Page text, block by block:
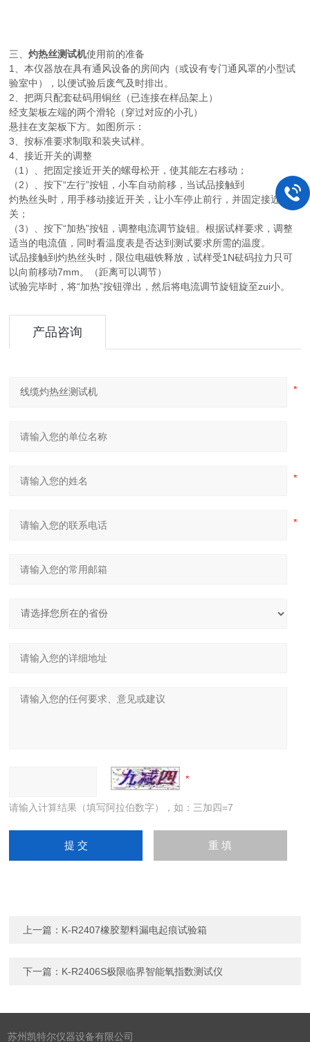
三、灼热丝测试机使用前的准备
1、本仪器放在具有通风设备的房间内（或设有专门通风罩的小型试
验室中），以便试验后废气及时排出。
2、把两只配套砝码用铜丝（已连接在样品架上）
经支架板左端的两个滑轮（穿过对应的小孔）
悬挂在支架板下方。如图所示：
3、按标准要求制取和装夹试样。
4、接近开关的调整
（1）、把固定接近开关的螺母松开，使其能左右移动；
（2）、按下“左行”按钮，小车自动前移，当试品接触到
灼热丝头时，用手移动接近开关，让小车停止前行，并固定接近开
关；
（3）、按下“加热”按钮，调整电流调节旋钮。根据试样要求，调整
适当的电流值，同时看温度表是否达到测试要求所需的温度。
试品接触到灼热丝头时，限位电磁铁释放，试样受1N砝码拉力只可
以向前移动7mm。（距离可以调节）
试验完毕时，将“加热”按钮弹出，然后将电流调节旋钮旋至zui小。
产品咨询
请输入计算结果（填写阿拉伯数字），如：三加四=7
上一篇： K-R2407橡胶塑料漏电起痕试验箱
下一篇： K-R2406S极限临界智能氧指数测试仪
苏州凯特尔仪器设备有限公司